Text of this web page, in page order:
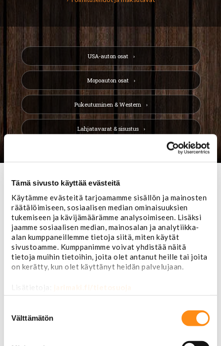
Tämä sivusto käyttää evästeitä
Käytämme evästeitä tarjoamamme sisällön ja mainosten
räätälöimiseen, sosiaalisen median ominaisuuksien
tukemiseen ja kävijämäärämme analysoimiseen. Lisäksi
jaamme sosiaalisen median, mainosalan ja analytiikka-
alan kumppaneillemme tietoja siitä, miten käytät
sivustoamme. Kumppanimme voivat yhdistää näitä
tietoja muihin tietoihin, joita olet antanut heille tai joita
on kerätty, kun olet käyttänyt heidän palvelujaan.
Lisätietoja: jarimaki.fi/tietosuoja
valinta
Välttämätön
USA-auton osat
Mopoauton osat
Pukeutuminen & Western
Lahjatavarat & sisustus